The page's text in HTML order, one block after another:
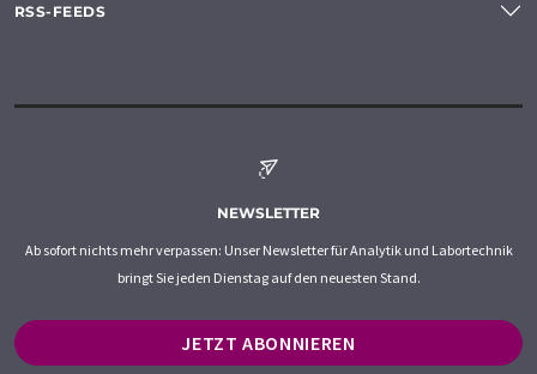
RSS-FEEDS
NEWSLETTER
Ab sofort nichts mehr verpassen: Unser Newsletter für Analytik und Labortechnik
bringt Sie jeden Dienstag auf den neuesten Stand.
JETZT ABONNIEREN